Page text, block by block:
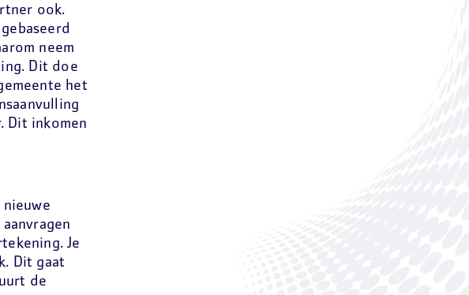
ook.
neem
Dit doe
het
Dit inkomen
nieuwe
Je
Dit gaat
de